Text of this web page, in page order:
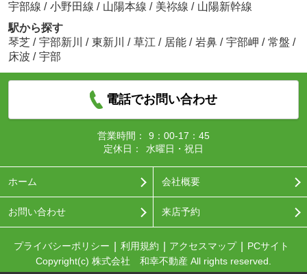
宇部線 / 小野田線 / 山陽本線 / 美祢線 / 山陽新幹線
駅から探す
琴芝 / 宇部新川 / 東新川 / 草江 / 居能 / 岩鼻 / 宇部岬 / 常盤 /
床波 / 宇部
電話でお問い合わせ
営業時間：
9：00-17：45
定休日：
水曜日・祝日
ホーム 会社概要
お問い合わせ 来店予約
プライバシーポリシー 利用規約 アクセスマップ
PCサイト
Copyright(c) 株式会社 和幸不動産 All rights reserved.